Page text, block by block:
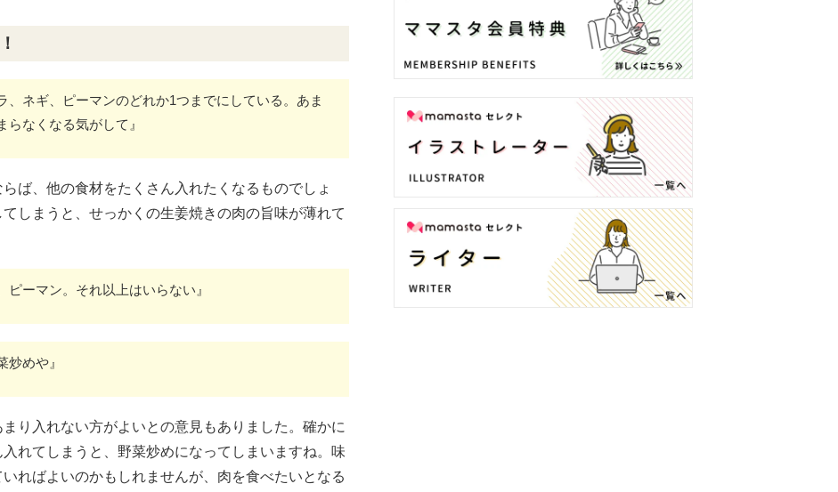
、ネギ、ピーマンのどれか1つまでにしている。あま
らなくなる気がして』
ば、他の食材をたくさん入れたくなるものでしょ
しまうと、せっかくの生姜焼きの肉の旨味が薄れて
ーマン。それ以上はいらない』
炒めや』
り入れない方がよいとの意見もありました。確かに
れてしまうと、野菜炒めになってしまいますね。味
ればよいのかもしれませんが、肉を食べたいとなる